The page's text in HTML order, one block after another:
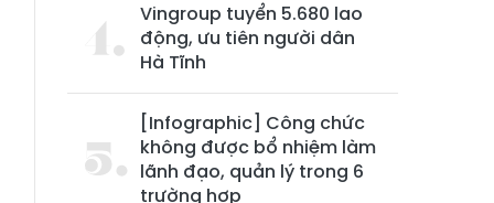
Vingroup tuyển 5.680 lao
động, ưu tiên người dân
Hà Tĩnh
[Infographic] Công chức
không được bổ nhiệm làm
lãnh đạo, quản lý trong 6
trường hợp